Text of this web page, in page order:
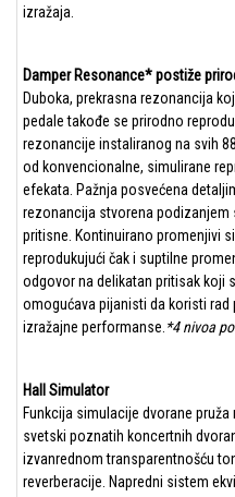
izražaja.
Damper Resonance* postiže
Duboka, prekrasna rezonancija
pedale takođe se prirodno
rezonancije instaliranog na svih
od konvencionalne, simulirane
efekata. Pažnja posvećena
rezonancija stvorena podizanjem
pritisne. Kontinuirano promenjivi
reprodukujući čak i suptilne
odgovor na delikatan pritisak koji
omogućava pijanisti da koristi
izražajne performanse. *4 nivoa
Hall Simulator
Funkcija simulacije dvorane
svetski poznatih koncertnih
izvanrednom transparentnošću
reverberacije. Napredni sistem